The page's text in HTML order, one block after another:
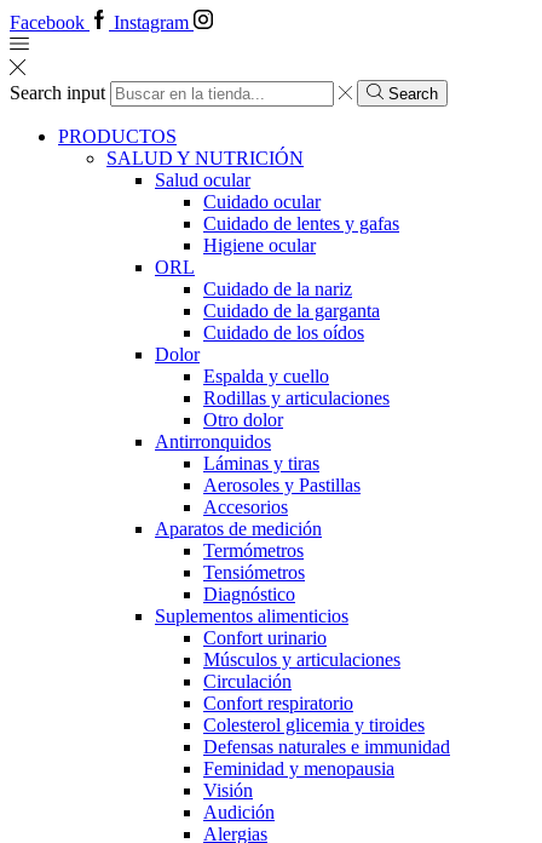
Facebook Instagram
Search input Search
PRODUCTOS
SALUD Y NUTRICIÓN
Salud ocular
Cuidado ocular
Cuidado de lentes y gafas
Higiene ocular
ORL
​​Cuidado de la nariz
​​Cuidado de la garganta
​​Cuidado de los oídos
Dolor
Espalda y cuello
Rodillas y articulaciones
Otro dolor
Antirronquidos
Láminas y tiras
Aerosoles y Pastillas
Accesorios
Aparatos de medición
Termómetros
Tensiómetros
Diagnóstico
Suplementos alimenticios
Confort urinario
Músculos y articulaciones
Circulación
Confort respiratorio
Colesterol glicemia y tiroides
Defensas naturales e immunidad
Feminidad y menopausia
Visión
Audición
Alergias